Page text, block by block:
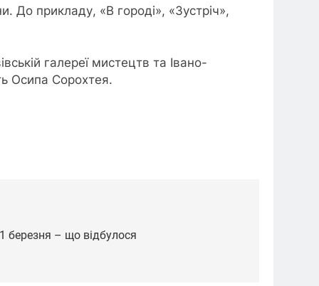
До прикладу, «В городі», «Зустріч»,
галереї мистецтв та Івано-
Осипа Сорохтея.
березня – що відбулося